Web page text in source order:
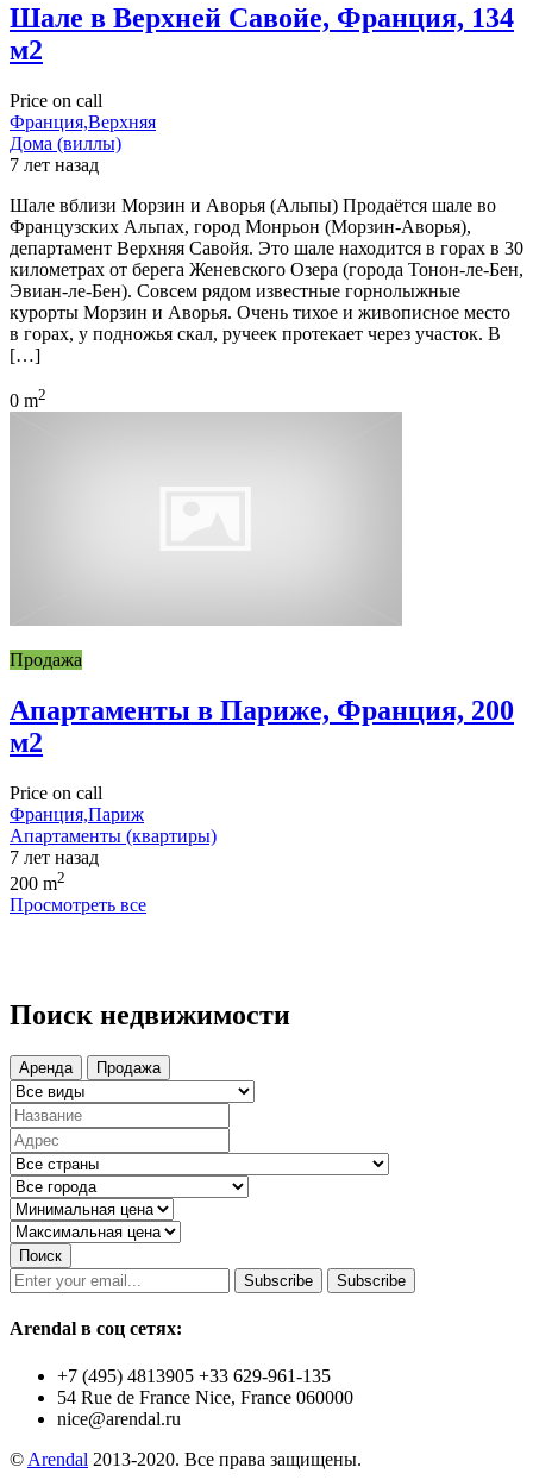
Шале в Верхней Савойе, Франция, 134
м2
Price on call
Франция,Верхняя
Дома (виллы)
7 лет назад
Шале вблизи Морзин и Аворья (Альпы) Продаётся шале во
Французских Альпах, город Монрьон (Морзин-Аворья),
департамент Верхняя Савойя. Это шале находится в горах в 30
километрах от берега Женевского Озера (города Тонон-ле-Бен,
Эвиан-ле-Бен). Совсем рядом известные горнолыжные
курорты Морзин и Аворья. Очень тихое и живописное место
в горах, у подножья скал, ручеек протекает через участок. В
[…]
0 m2
Продажа
Апартаменты в Париже, Франция, 200
м2
Price on call
Франция,Париж
Апартаменты (квартиры)
7 лет назад
200 m2
Просмотреть все
Поиск недвижимости
Аренда Продажа
Поиск
Subscribe
Subscribe
Arendal в соц сетях:
+7 (495) 4813905 +33 629-961-135
54 Rue de France Nice, France 060000
nice@arendal.ru
© Arendal 2013-2020. Все права защищены.